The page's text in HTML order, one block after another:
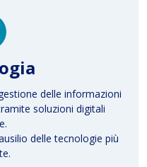
delle informazioni
soluzioni digitali
delle tecnologie più